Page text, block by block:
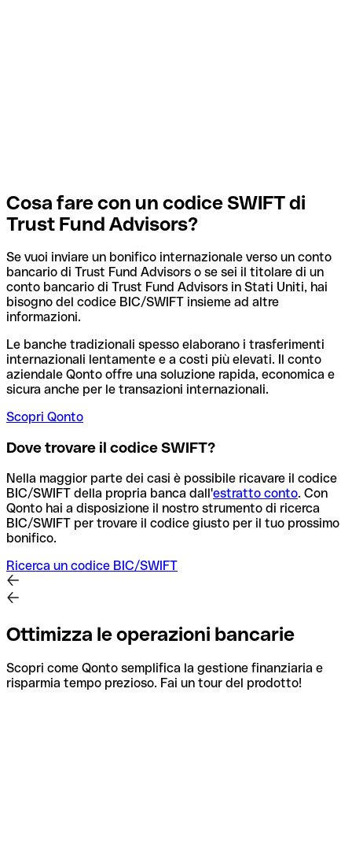
Cosa fare con un codice SWIFT di
Trust Fund Advisors?
Se vuoi inviare un bonifico internazionale verso un conto
bancario di Trust Fund Advisors o se sei il titolare di un
conto bancario di Trust Fund Advisors in Stati Uniti, hai
bisogno del codice BIC/SWIFT insieme ad altre
informazioni.
Le banche tradizionali spesso elaborano i trasferimenti
internazionali lentamente e a costi più elevati. Il conto
aziendale Qonto offre una soluzione rapida, economica e
sicura anche per le transazioni internazionali.
Scopri Qonto
Dove trovare il codice SWIFT?
Nella maggior parte dei casi è possibile ricavare il codice
BIC/SWIFT della propria banca dall'estratto conto. Con
Qonto hai a disposizione il nostro strumento di ricerca
BIC/SWIFT per trovare il codice giusto per il tuo prossimo
bonifico.
Ricerca un codice BIC/SWIFT
Ottimizza le operazioni bancarie
Scopri come Qonto semplifica la gestione finanziaria e
risparmia tempo prezioso. Fai un tour del prodotto!